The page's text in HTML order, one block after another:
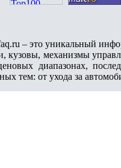
– это уникальный
кузовы, механизмы
диапазонах,
тем: от ухода за